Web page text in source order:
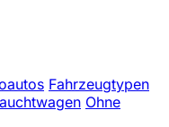
Fahrzeugtypen
Ohne